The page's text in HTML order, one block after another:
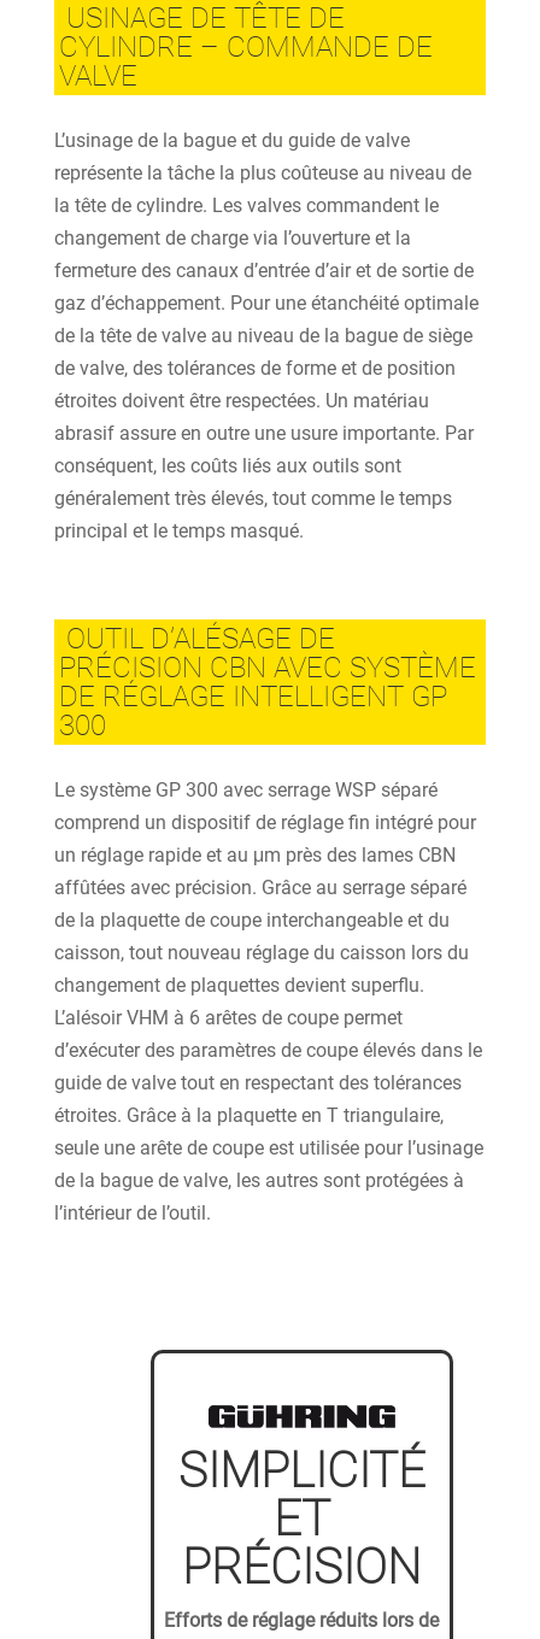
USINAGE DE TÊTE DE
CYLINDRE – COMMANDE DE
VALVE
L’usinage de la bague et du guide de valve
représente la tâche la plus coûteuse au niveau de
la tête de cylindre. Les valves commandent le
changement de charge via l’ouverture et la
fermeture des canaux d’entrée d’air et de sortie de
gaz d’échappement. Pour une étanchéité optimale
de la tête de valve au niveau de la bague de siège
de valve, des tolérances de forme et de position
étroites doivent être respectées. Un matériau
abrasif assure en outre une usure importante. Par
conséquent, les coûts liés aux outils sont
généralement très élevés, tout comme le temps
principal et le temps masqué.
OUTIL D’ALÉSAGE DE
PRÉCISION CBN AVEC SYSTÈME
DE RÉGLAGE INTELLIGENT GP
300
Le système GP 300 avec serrage WSP séparé
comprend un dispositif de réglage fin intégré pour
un réglage rapide et au μm près des lames CBN
affûtées avec précision. Grâce au serrage séparé
de la plaquette de coupe interchangeable et du
caisson, tout nouveau réglage du caisson lors du
changement de plaquettes devient superflu.
L’alésoir VHM à 6 arêtes de coupe permet
d’exécuter des paramètres de coupe élevés dans le
guide de valve tout en respectant des tolérances
étroites. Grâce à la plaquette en T triangulaire,
seule une arête de coupe est utilisée pour l’usinage
de la bague de valve, les autres sont protégées à
l’intérieur de l’outil.
SIMPLICITÉ
ET
PRÉCISION
Efforts de réglage réduits lors de